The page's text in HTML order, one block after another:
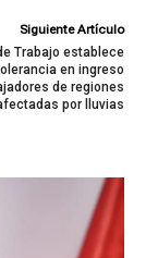
Siguiente Artículo
Trabajo establece
en ingreso
de regiones
por lluvias